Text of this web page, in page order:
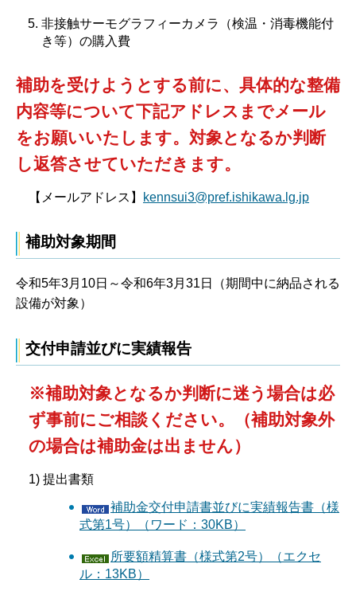
非接触サーモグラフィーカメラ（検温・消毒機能付
き等）の購入費
補助を受けようとする前に、具体的な整備
内容等について下記アドレスまでメール
をお願いいたします。 対象となるか判断
し返答させていただきます。
【メールアドレス】 kennsui3@pref.ishikawa.lg.jp
補助対象期間
令和5年3月10日～令和6年3月31日（期間中に納品される
設備が対象）
交付申請並びに実績報告
※補助対象となるか判断に迷う場合は必
ず事前にご相談ください。（補助対象外
の場合は補助金は出ません）
1) 提出書類
補助金交付申請書並びに実績報告書（様
式第1号）（ワード：30KB）
所要額精算書（様式第2号）（エクセ
ル：13KB）